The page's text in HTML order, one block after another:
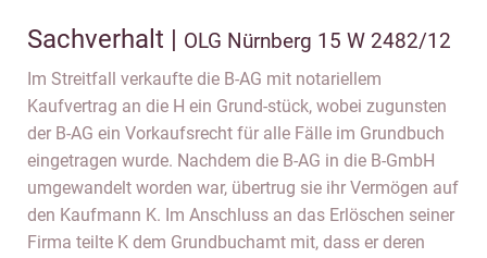
Sachverhalt | OLG Nürnberg 15 W 2482/12
Im Streitfall verkaufte die B-AG mit notariellem
Kaufvertrag an die H ein Grund-stück, wobei zugunsten
der B-AG ein Vorkaufsrecht für alle Fälle im Grundbuch
eingetragen wurde. Nachdem die B-AG in die B-GmbH
umgewandelt worden war, übertrug sie ihr Vermögen auf
den Kaufmann K. Im Anschluss an das Erlöschen seiner
Firma teilte K dem Grundbuchamt mit, dass er deren